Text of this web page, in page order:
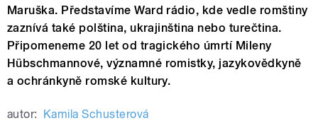
Maruška. Představíme Ward rádio, kde vedle romštiny
zaznívá také polština, ukrajinština nebo turečtina.
Připomeneme 20 let od tragického úmrtí Mileny
Hübschmannové, významné romistky, jazykovědkyně
a ochránkyně romské kultury.
autor: Kamila Schusterová